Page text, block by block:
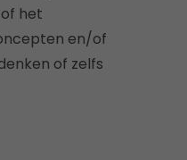
het
en/of
of zelfs